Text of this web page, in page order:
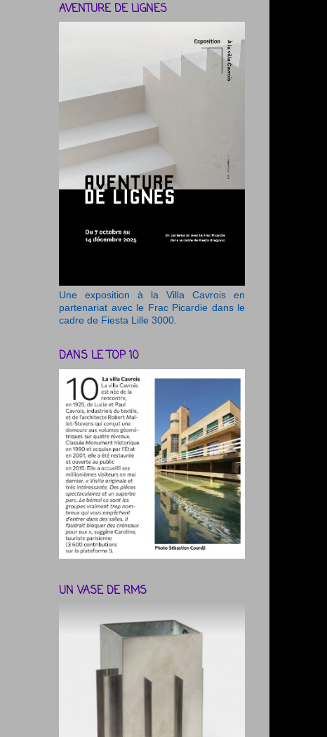
AVENTURE DE LIGNES
Une exposition à la Villa Cavrois en
partenariat avec le Frac Picardie dans le
cadre de Fiesta Lille 3000.
DANS LE TOP 10
UN VASE DE RMS